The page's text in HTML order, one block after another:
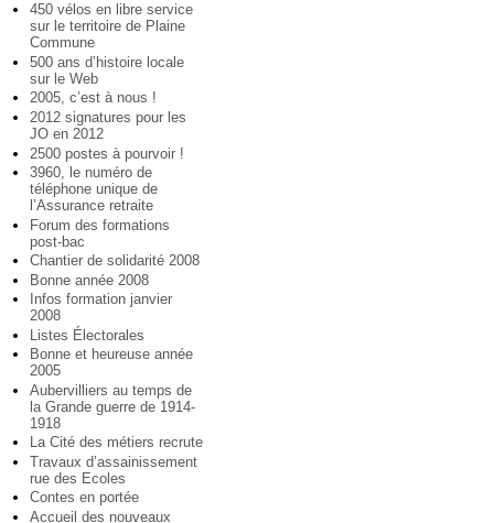
450 vélos en libre service
sur le territoire de Plaine
Commune
500 ans d’histoire locale
sur le Web
2005, c’est à nous !
2012 signatures pour les
JO en 2012
2500 postes à pourvoir !
3960, le numéro de
téléphone unique de
l’Assurance retraite
Forum des formations
post-bac
Chantier de solidarité 2008
Bonne année 2008
Infos formation janvier
2008
Listes Électorales
Bonne et heureuse année
2005
Aubervilliers au temps de
la Grande guerre de 1914-
1918
La Cité des métiers recrute
Travaux d’assainissement
rue des Ecoles
Contes en portée
Accueil des nouveaux